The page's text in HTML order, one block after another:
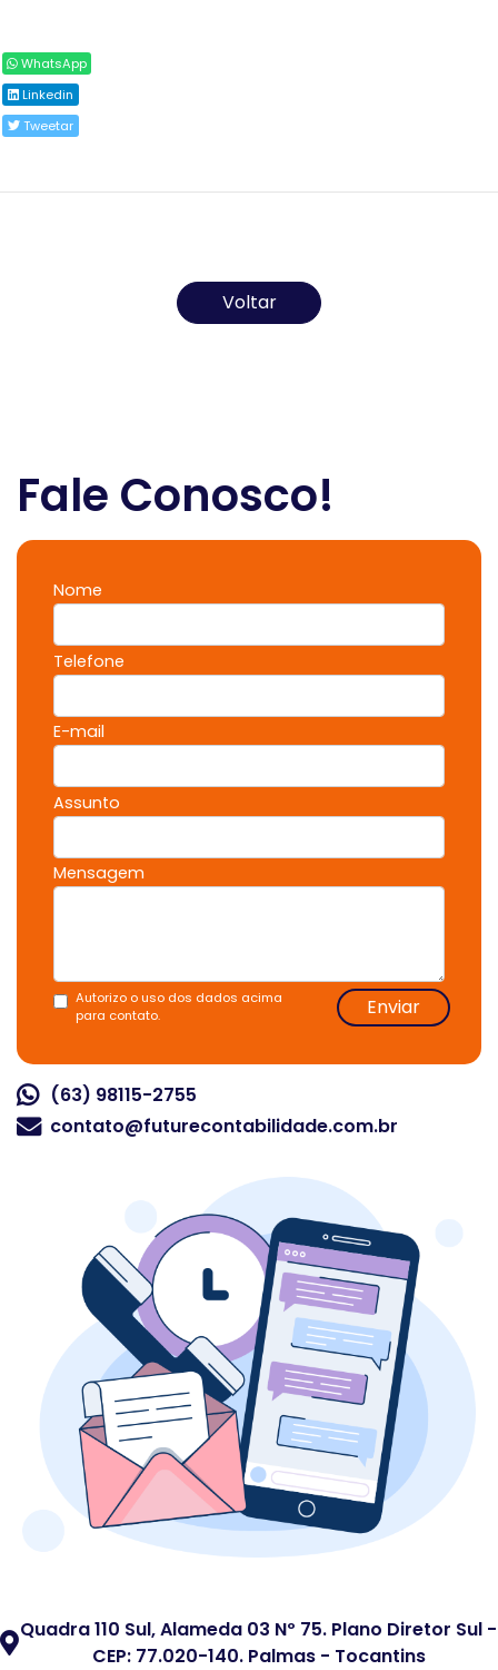
WhatsApp
Linkedin
Tweetar
Voltar
Fale Conosco!
Nome
Telefone
E-mail
Assunto
Mensagem
Autorizo o uso dos dados acima
para contato.
Enviar
(63) 98115-2755
contato@futurecontabilidade.com.br
Quadra 110 Sul, Alameda 03 Nº 75. Plano Diretor Sul -
CEP: 77.020-140. Palmas - Tocantins